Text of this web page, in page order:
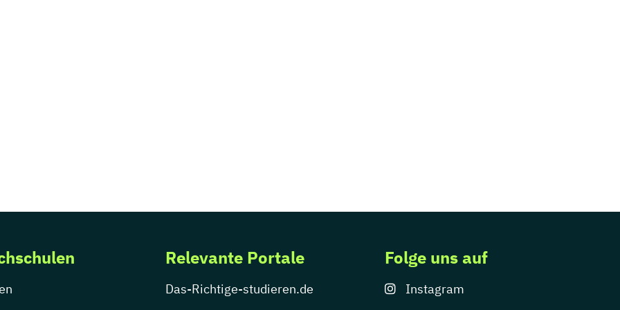
Relevante Portale
Das-Richtige-studieren.de
Folge uns auf
Instagram